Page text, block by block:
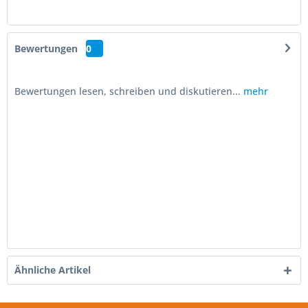
Bewertungen 0
Bewertungen lesen, schreiben und diskutieren... mehr
Ähnliche Artikel